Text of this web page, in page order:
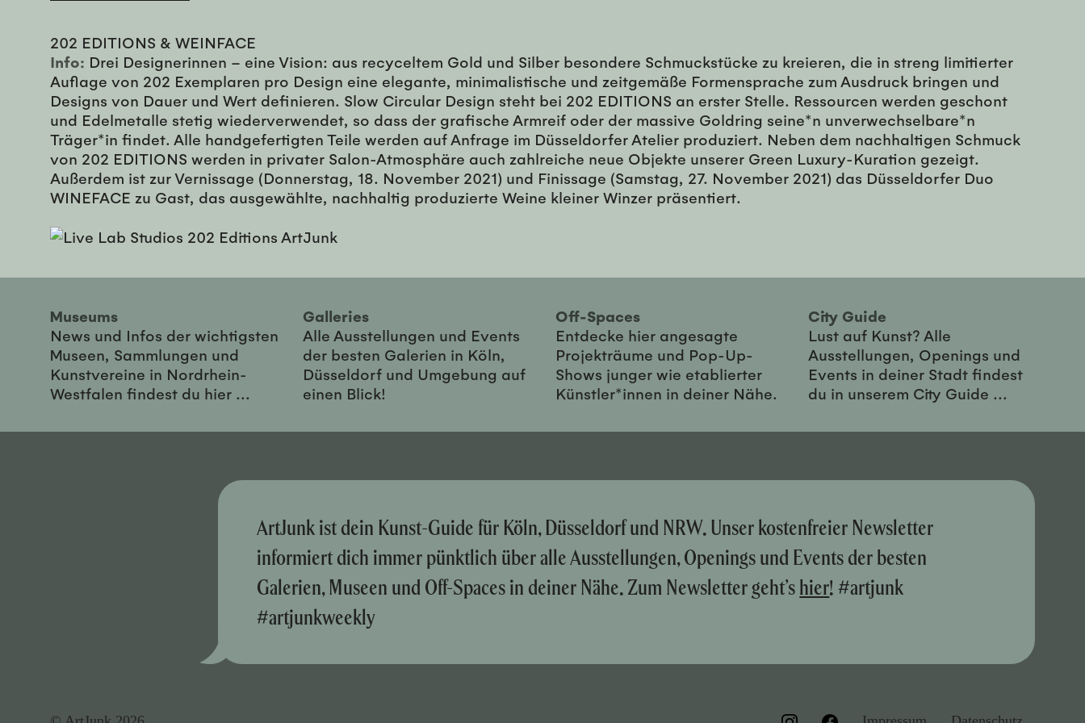
202 EDITIONS & WEINFACE
Info: Drei Designerinnen – eine Vision: aus recyceltem Gold und Silber besondere Schmuckstücke zu kreieren, die in streng limitierter
Auflage von 202 Exemplaren pro Design eine elegante, minimalistische und zeitgemäße Formensprache zum Ausdruck bringen und
Designs von Dauer und Wert definieren. Slow Circular Design steht bei 202 EDITIONS an erster Stelle. Ressourcen werden geschont
und Edelmetalle stetig wiederverwendet, so dass der grafische Armreif oder der massive Goldring seine*n unverwechselbare*n
Träger*in findet. Alle handgefertigten Teile werden auf Anfrage im Düsseldorfer Atelier produziert. Neben dem nachhaltigen Schmuck
von 202 EDITIONS werden in privater Salon-Atmosphäre auch zahlreiche neue Objekte unserer Green Luxury-Kuration gezeigt.
Außerdem ist zur Vernissage (Donnerstag, 18. November 2021) und Finissage (Samstag, 27. November 2021) das Düsseldorfer Duo
WINEFACE zu Gast, das ausgewählte, nachhaltig produzierte Weine kleiner Winzer präsentiert.
Museums
News und Infos der wichtigsten
Museen, Sammlungen und
Kunstvereine in Nordrhein-
Westfalen findest du hier ...
Galleries
Alle Ausstellungen und Events
der besten Galerien in Köln,
Düsseldorf und Umgebung auf
einen Blick!
Off-Spaces
Entdecke hier angesagte
Projekträume und Pop-Up-
Shows junger wie etablierter
Künstler*innen in deiner Nähe.
City Guide
Lust auf Kunst? Alle
Ausstellungen, Openings und
Events in deiner Stadt findest
du in unserem City Guide ...
ArtJunk ist dein Kunst-Guide für Köln, Düsseldorf und NRW. Unser kostenfreier Newsletter
informiert dich immer pünktlich über alle Ausstellungen, Openings und Events der besten
Galerien, Museen und Off-Spaces in deiner Nähe. Zum Newsletter geht’shier! #artjunk
#artjunkweekly